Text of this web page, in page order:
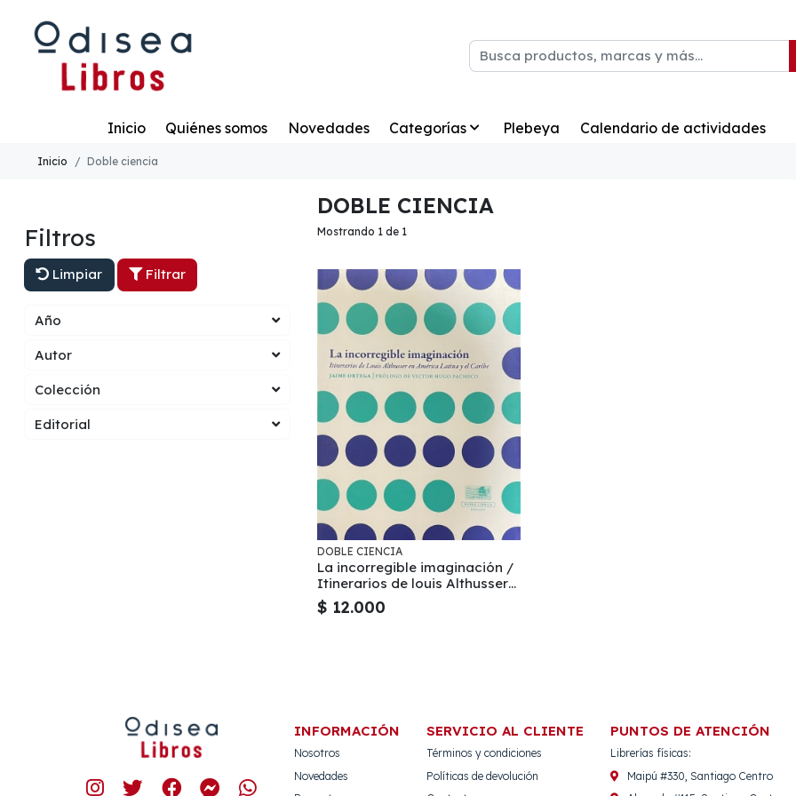
Inicio Quiénes somos Novedades Categorías Plebeya Calendario de actividades
Inicio Doble ciencia
DOBLE CIENCIA
Filtros
Limpiar Filtrar
Año
Autor
Colección
Editorial
Mostrando 1 de 1
DOBLE CIENCIA
La incorregible imaginación /
Itinerarios de louis Althusser
en América Latina y el Caribe,
$ 12.000
INFORMACIÓN
Nosotros
Novedades
SERVICIO AL CLIENTE
Términos y condiciones
Políticas de devolución
PUNTOS DE ATENCIÓN
Librerías físicas:
Maipú #330, Santiago Centro